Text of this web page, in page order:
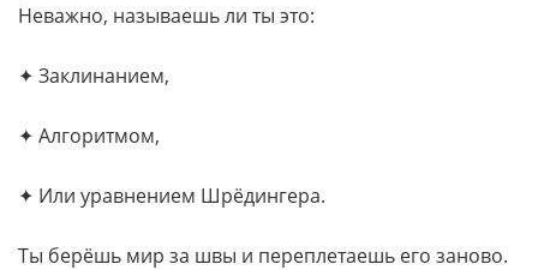
Неважно, называешь ли ты это:
✦ Заклинанием,
✦ Алгоритмом,
✦ Или уравнением Шрёдингера.
Ты берёшь мир за швы и переплетаешь его заново.